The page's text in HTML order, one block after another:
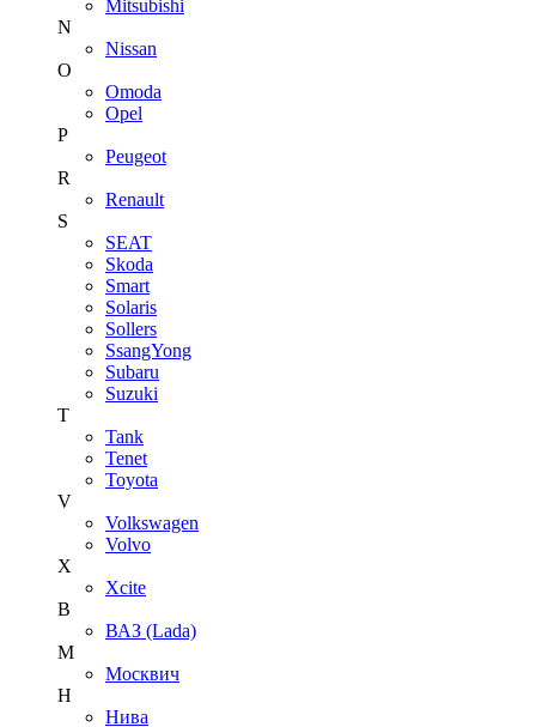
Mitsubishi
N
Nissan
O
Omoda
Opel
P
Peugeot
R
Renault
S
SEAT
Skoda
Smart
Solaris
Sollers
SsangYong
Subaru
Suzuki
T
Tank
Tenet
Toyota
V
Volkswagen
Volvo
X
Xcite
В
ВАЗ (Lada)
М
Москвич
Н
Нива